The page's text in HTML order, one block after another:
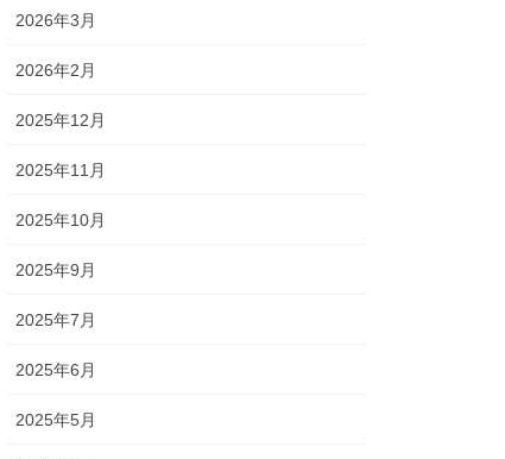
2026年3月
2026年2月
2025年12月
2025年11月
2025年10月
2025年9月
2025年7月
2025年6月
2025年5月